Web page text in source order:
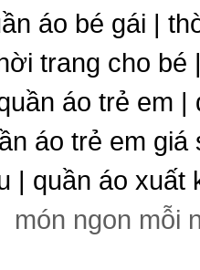
áo bé gái |
trang cho
áo trẻ em
áo trẻ em
| quần áo xuất
món ngon mỗi